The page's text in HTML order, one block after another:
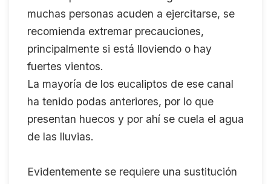
muchas personas acuden a ejercitarse, se
recomienda extremar precauciones,
principalmente si está lloviendo o hay
fuertes vientos.
La mayoría de los eucaliptos de ese canal
ha tenido podas anteriores, por lo que
presentan huecos y por ahí se cuela el agua
de las lluvias.
Evidentemente se requiere una sustitución